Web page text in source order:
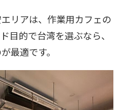
リアは、作業用カフェの
目的で台湾を選ぶなら、
最適です。